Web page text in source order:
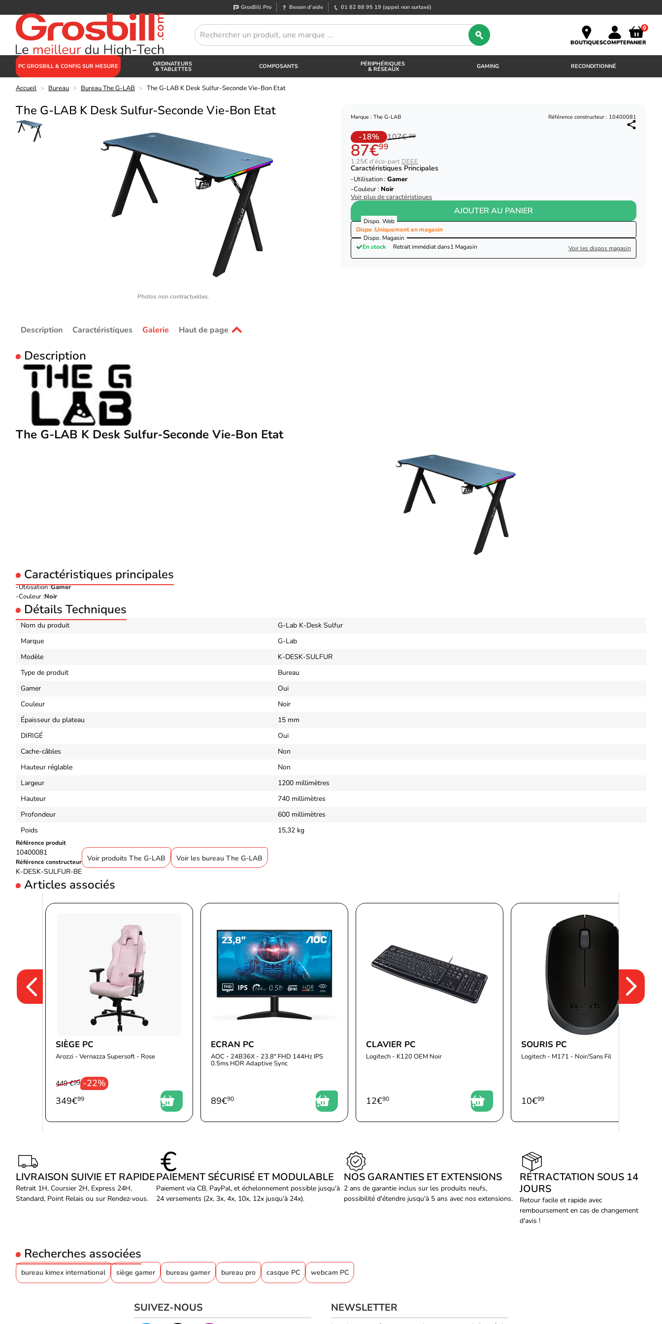
GrosBill Pro Besoin d’aide 01 82 88 95 19 (appel non surtaxé)
BOUTIQUESCOMPTE
0
PANIER
PC GROSBILL & CONFIG SUR MESURE ORDINATEURS
& TABLETTES COMPOSANTS PÉRIPHÉRIQUES
& RÉSEAUX GAMING RECONDITIONNÉ
Accueil > Bureau > Bureau The G-LAB > The G-LAB K Desk Sulfur-Seconde Vie-Bon Etat
The G-LAB K Desk Sulfur-Seconde Vie-Bon Etat
Photos non contractuelles.
Marque : The G-LAB Référence constructeur : 10400081
-18% 107€ 99
87€99
1,25€ d'éco-part DEEE
Caractéristiques Principales
Utilisation :Gamer
Couleur : Noir
Voir plus de caractéristiques
AJOUTER AU PANIER
Dispo. Web
Dispo :Uniquement en magasin
Dispo. Magasin
En stock
Retrait immédiat dans1 Magasin Voir les dispos magasin
Description Caractéristiques Galerie Haut de page
Description
The G-LAB K Desk Sulfur-Seconde Vie-Bon Etat
Caractéristiques principales
Utilisation :Gamer
Couleur :Noir
Détails Techniques
Nom du produit
G-Lab K-Desk Sulfur
Marque
G-Lab
Modèle
K-DESK-SULFUR
Type de produit
Bureau
Gamer
Oui
Couleur
Noir
Épaisseur du plateau
15 mm
DIRIGÉ
Oui
Cache-câbles
Non
Hauteur réglable
Non
Largeur
1200 millimètres
Hauteur
740 millimètres
Profondeur
600 millimètres
Poids
15,32 kg
Référence produit
10400081
Référence constructeur
K-DESK-SULFUR-BE
Voir produits The G-LAB Voir les bureau The G-LAB
Articles associés
SIÈGE PC
Arozzi - Vernazza Supersoft - Rose
-22%
449 €99
349€99
ECRAN PC
AOC - 24B36X - 23.8" FHD 144Hz IPS
0.5ms HDR Adaptive Sync
89€90
CLAVIER PC
Logitech - K120 OEM Noir
12€90
SOURIS PC
Logitech - M171 - Noir/Sans Fil
10€99
LIVRAISON SUIVIE ET RAPIDE
Retrait 1H, Coursier 2H, Express 24H,
Standard, Point Relais ou sur Rendez-vous.
PAIEMENT SÉCURISÉ ET MODULABLE
Paiement via CB, PayPal, et échelonnement possible jusqu'à
24 versements (2x, 3x, 4x, 10x, 12x jusqu'à 24x).
NOS GARANTIES ET EXTENSIONS
2 ans de garantie inclus sur les produits neufs,
possibilité d'étendre jusqu'à 5 ans avec nos extensions.
RÉTRACTATION SOUS 14
JOURS
Retour facile et rapide avec
remboursement en cas de changement
d'avis !
Recherches associées
bureau kimex international siège gamer bureau gamer bureau pro casque PC webcam PC
SUIVEZ-NOUS NEWSLETTER